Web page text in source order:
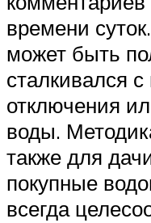
времени
может быть
сталкивался
отключения
воды.
также для
покупные
всегда